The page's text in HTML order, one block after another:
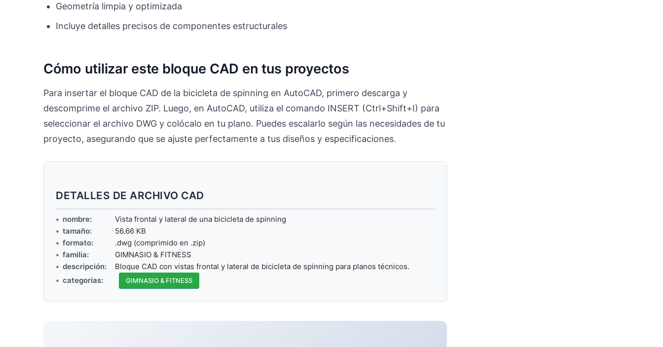
Geometría limpia y optimizada
Incluye detalles precisos de componentes estructurales
Cómo utilizar este bloque CAD en tus proyectos
Para insertar el bloque CAD de la bicicleta de spinning en AutoCAD, primero descarga y
descomprime el archivo ZIP. Luego, en AutoCAD, utiliza el comando INSERT (Ctrl+Shift+I) para
seleccionar el archivo DWG y colócalo en tu plano. Puedes escalarlo según las necesidades de tu
proyecto, asegurando que se ajuste perfectamente a tus diseños y especificaciones.
DETALLES DE ARCHIVO CAD
nombre:
Vista frontal y lateral de una bicicleta de spinning
tamaño:
56.66 KB
formato:
.dwg (comprimido en .zip)
familia:
GIMNASIO & FITNESS
descripción:
Bloque CAD con vistas frontal y lateral de bicicleta de spinning para planos técnicos.
categorías:
GIMNASIO & FITNESS